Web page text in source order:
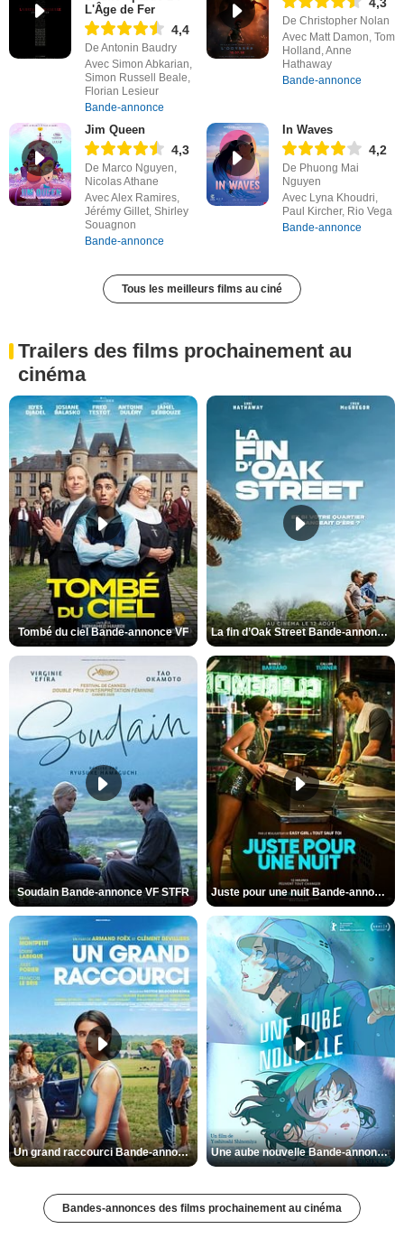
L'Âge de Fer
4,4
De Antonin Baudry
Avec Simon Abkarian,
Simon Russell Beale,
Florian Lesieur
Bande-annonce
De Christopher Nolan
Avec Matt Damon, Tom
Holland, Anne
Hathaway
Bande-annonce
Jim Queen
4,3
De Marco Nguyen,
Nicolas Athane
Avec Alex Ramires,
Jérémy Gillet, Shirley
Souagnon
Bande-annonce
In Waves
4,2
De Phuong Mai
Nguyen
Avec Lyna Khoudri,
Paul Kircher, Rio Vega
Bande-annonce
Tous les meilleurs films au ciné
Trailers des films prochainement au
cinéma
Tombé du ciel Bande-annonce VF La fin d’Oak Street Bande-annonce VO STFR
Soudain Bande-annonce VF STFR Juste pour une nuit Bande-annonce VO STFR
Un grand raccourci Bande-annonce VF Une aube nouvelle Bande-annonce VO STFR
Bandes-annonces des films prochainement au cinéma